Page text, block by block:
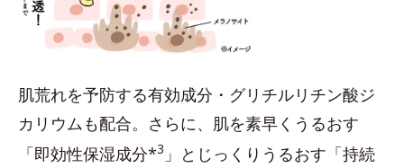
肌荒れを予防する有効成分・グリチルリチン酸ジ
カリウムも配合。さらに、肌を素早くうるおす
「即効性保湿成分*3 」とじっくりうるおす「持続